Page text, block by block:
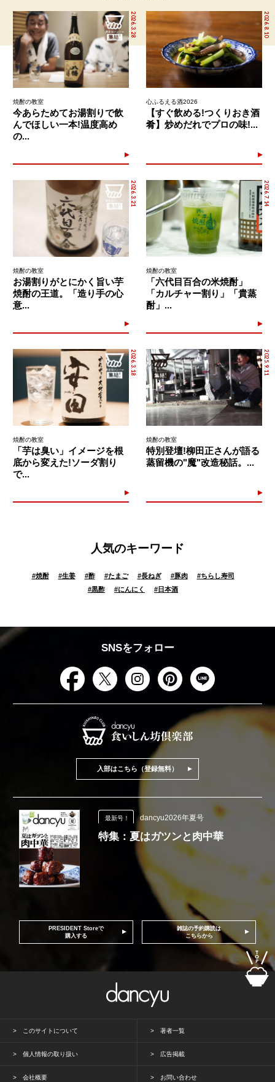
2026.3.28
焼酎の教室
今あらためてお湯割りで飲
んでほしい一本!温度高め
の...
2026.8.10
心ふるえる酒2026
【すぐ飲める!つくりおき酒
肴】炒めだれでプロの味!...
2026.3.21
焼酎の教室
お湯割りがとにかく旨い芋
焼酎の王道。「造り手の心
意...
2026.7.14
焼酎の教室
「六代目百合の米焼酎」
「カルチャー割り」「貴蒸
酎」...
2026.3.18
焼酎の教室
「芋は臭い」イメージを根
底から変えた!ソーダ割り
で...
2025.9.11
焼酎の教室
特別登壇!柳田正さんが語る
蒸留機の"魔"改造秘話。...
人気のキーワード
#焼酎 #生姜 #酢 #たまご #長ねぎ #豚肉 #ちらし寿司
#黒酢 #にんにく #日本酒
SNSをフォロー
入部はこちら（登録無料）
最新号！ dancyu2026年夏号
特集：夏はガツンと肉中華
PRESIDENT Storeで
購入する
雑誌の予約購読は
こちらから
このサイトについて 著者一覧
個人情報の取り扱い 広告掲載
会社概要 お問い合わせ